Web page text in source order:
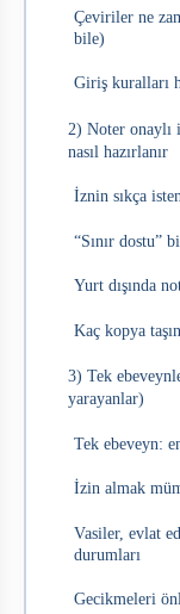
Çeviriler ne
bile)
Giriş kuralları
2) Noter onaylı
nasıl hazırlanır
İznin sıkça
“Sınır dostu”
Yurt dışında
Kaç kopya
3) Tek
yarayanlar)
Tek ebeveyn:
İzin almak
Vasiler, evlat
durumları
Gecikmeleri